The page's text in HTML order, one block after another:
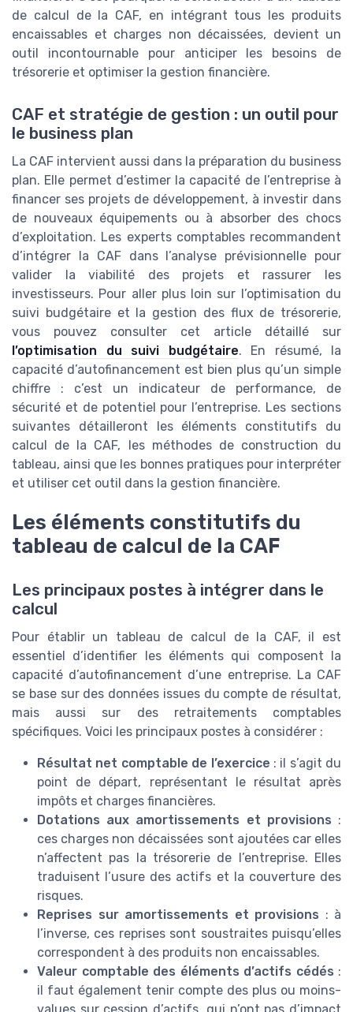
de calcul de la CAF, en intégrant tous les produits
encaissables et charges non décaissées, devient un
outil incontournable pour anticiper les besoins de
trésorerie et optimiser la gestion financière.
CAF et stratégie de gestion : un outil pour
le business plan
La CAF intervient aussi dans la préparation du business
plan. Elle permet d’estimer la capacité de l’entreprise à
financer ses projets de développement, à investir dans
de nouveaux équipements ou à absorber des chocs
d’exploitation. Les experts comptables recommandent
d’intégrer la CAF dans l’analyse prévisionnelle pour
valider la viabilité des projets et rassurer les
investisseurs. Pour aller plus loin sur l’optimisation du
suivi budgétaire et la gestion des flux de trésorerie,
vous pouvez consulter cet article détaillé sur
l’optimisation du suivi budgétaire. En résumé, la
capacité d’autofinancement est bien plus qu’un simple
chiffre : c’est un indicateur de performance, de
sécurité et de potentiel pour l’entreprise. Les sections
suivantes détailleront les éléments constitutifs du
calcul de la CAF, les méthodes de construction du
tableau, ainsi que les bonnes pratiques pour interpréter
et utiliser cet outil dans la gestion financière.
Les éléments constitutifs du
tableau de calcul de la CAF
Les principaux postes à intégrer dans le
calcul
Pour établir un tableau de calcul de la CAF, il est
essentiel d’identifier les éléments qui composent la
capacité d’autofinancement d’une entreprise. La CAF
se base sur des données issues du compte de résultat,
mais aussi sur des retraitements comptables
spécifiques. Voici les principaux postes à considérer :
Résultat net comptable de l’exercice : il s’agit du
point de départ, représentant le résultat après
impôts et charges financières.
Dotations aux amortissements et provisions :
ces charges non décaissées sont ajoutées car elles
n’affectent pas la trésorerie de l’entreprise. Elles
traduisent l’usure des actifs et la couverture des
risques.
Reprises sur amortissements et provisions : à
l’inverse, ces reprises sont soustraites puisqu’elles
correspondent à des produits non encaissables.
Valeur comptable des éléments d’actifs cédés :
il faut également tenir compte des plus ou moins-